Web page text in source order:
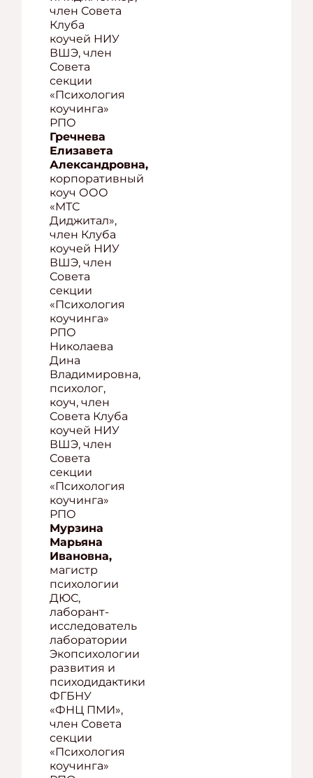
член Совета
Клуба
коучей НИУ
ВШЭ, член
Совета
секции
«Психология
коучинга»
РПО
Гречнева
Елизавета
Александровна,
корпоративный
коуч ООО
«МТС
Диджитал»,
член Клуба
коучей НИУ
ВШЭ, член
Совета
секции
«Психология
коучинга»
РПО
Николаева
Дина
Владимировна,
психолог,
коуч, член
Совета Клуба
коучей НИУ
ВШЭ, член
Совета
секции
«Психология
коучинга»
РПО
Мурзина
Марьяна
Ивановна,
магистр
психологии
ДЮС,
лаборант-
исследователь
лаборатории
Экопсихологии
развития и
психодидактики
ФГБНУ
«ФНЦ ПМИ»,
член Совета
секции
«Психология
коучинга»